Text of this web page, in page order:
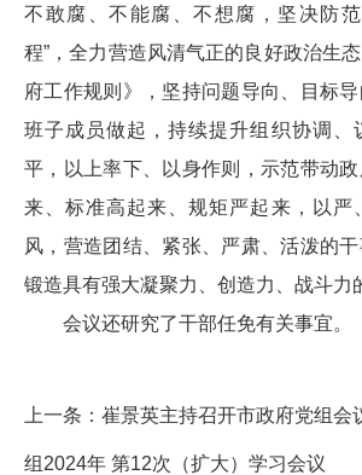
不敢腐、不能腐、不想腐，坚决防
程”，全力营造风清气正的良好政治生
府工作规则》，坚持问题导向、目标
班子成员做起，持续提升组织协调、
平，以上率下、以身作则，示范带动
来、标准高起来、规矩严起来，以严
风，营造团结、紧张、严肃、活泼的
锻造具有强大凝聚力、创造力、战斗力
会议还研究了干部任免有关事宜。
上一条： 崔景英主持召开市政府党组会
组2024年 第12次（扩大）学习会议